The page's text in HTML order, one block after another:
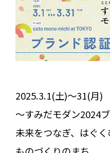
2025.3.1(土)〜31(月)
〜すみだモダン2024
未来をつなぎ、はぐく